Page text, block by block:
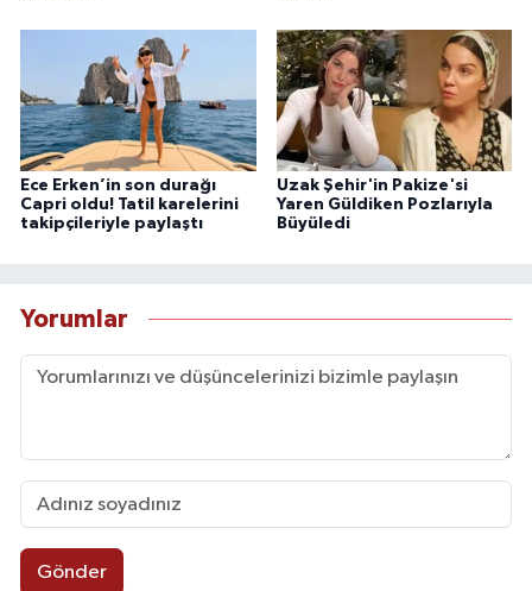
Ece Erken’in son durağı
Capri oldu! Tatil karelerini
takipçileriyle paylaştı
Uzak Şehir'in Pakize'si
Yaren Güldiken Pozlarıyla
Büyüledi
Yorumlar
Gönder